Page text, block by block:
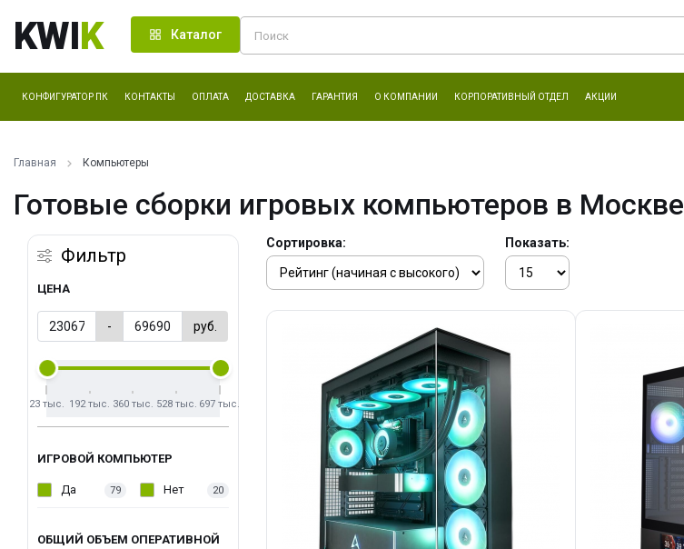
KWIK Каталог
КОНФИГУРАТОР ПК КОНТАКТЫ ОПЛАТА ДОСТАВКА ГАРАНТИЯ О КОМПАНИИ КОРПОРАТИВНЫЙ ОТДЕЛ АКЦИИ
Главная Компьютеры
Готовые сборки игровых компьютеров в Москве
Фильтр
ЦЕНА
- руб.
23 тыс. 192 тыс. 360 тыс. 528 тыс. 697 тыс.
ИГРОВОЙ КОМПЬЮТЕР
Да 79 Нет 20
ОБЩИЙ ОБЪЕМ ОПЕРАТИВНОЙ
Сортировка: Показать: